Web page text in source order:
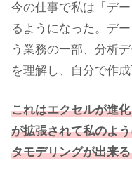
今の仕事で私は「デ
るようになった。デ
う業務の一部、分析
を理解し、自分で作
これはエクセルが進
が拡張されて私のよ
タモデリングが出来